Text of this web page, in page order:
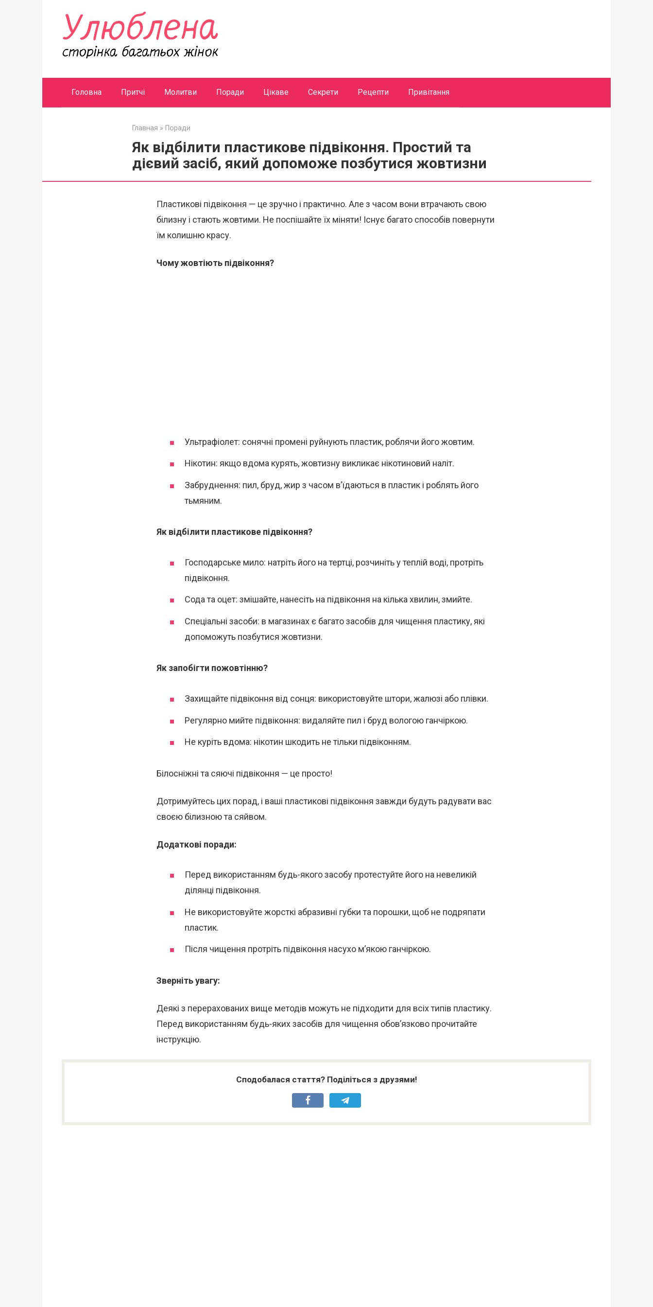
Головна Притчі Молитви Поради Цікаве Секрети Рецепти Привітання
Главная » Поради
Як відбілити пластикове підвіконня. Простий та
дієвий засіб, який допоможе позбутися жовтизни
Пластикові підвіконня — це зручно і практично. Але з часом вони втрачають свою
білизну і стають жовтими. Не поспішайте їх міняти! Існує багато способів повернути
їм колишню красу.
Чому жовтіють підвіконня?
Ультрафіолет: сонячні промені руйнують пластик, роблячи його жовтим.
Нікотин: якщо вдома курять, жовтизну викликає нікотиновий наліт.
Забруднення: пил, бруд, жир з часом в’їдаються в пластик і роблять його
тьмяним.
Як відбілити пластикове підвіконня?
Господарське мило: натріть його на тертці, розчиніть у теплій воді, протріть
підвіконня.
Сода та оцет: змішайте, нанесіть на підвіконня на кілька хвилин, змийте.
Спеціальні засоби: в магазинах є багато засобів для чищення пластику, які
допоможуть позбутися жовтизни.
Як запобігти пожовтінню?
Захищайте підвіконня від сонця: використовуйте штори, жалюзі або плівки.
Регулярно мийте підвіконня: видаляйте пил і бруд вологою ганчіркою.
Не куріть вдома: нікотин шкодить не тільки підвіконням.
Білосніжні та сяючі підвіконня — це просто!
Дотримуйтесь цих порад, і ваші пластикові підвіконня завжди будуть радувати вас
своєю білизною та сяйвом.
Додаткові поради:
Перед використанням будь-якого засобу протестуйте його на невеликій
ділянці підвіконня.
Не використовуйте жорсткі абразивні губки та порошки, щоб не подряпати
пластик.
Після чищення протріть підвіконня насухо м’якою ганчіркою.
Зверніть увагу:
Деякі з перерахованих вище методів можуть не підходити для всіх типів пластику.
Перед використанням будь-яких засобів для чищення обов’язково прочитайте
інструкцію.
Сподобалася стаття? Поділіться з друзями!